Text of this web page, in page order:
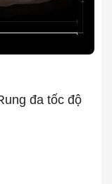
đa tốc độ